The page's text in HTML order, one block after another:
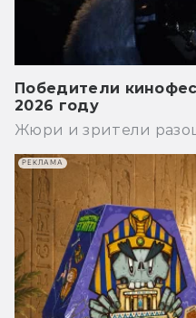
Победители
2026 году
Жюри и зрители
РЕКЛАМА